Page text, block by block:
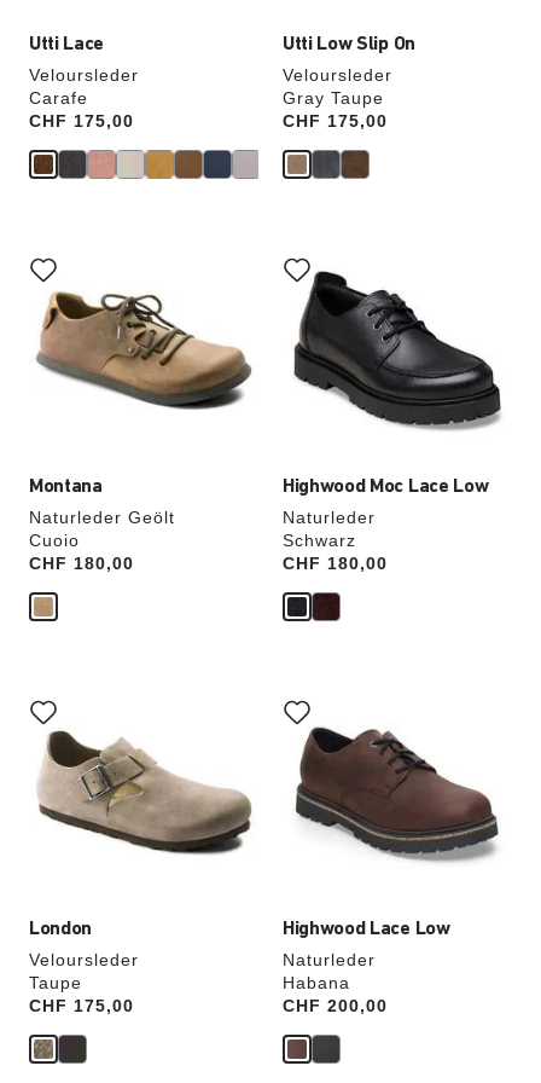
Utti Lace
Veloursleder
Carafe
Price:
CHF 175,00
Utti Low Slip On
Veloursleder
Gray Taupe
Price:
CHF 175,00
Montana
Naturleder Geölt
Cuoio
Price:
CHF 180,00
Anklicken
der
Farben
werden
die
Produktbilder
aktualisiert.
Highwood Moc Lace Low
Naturleder
Schwarz
Price:
CHF 180,00
Anklicken
der
Farben
werden
die
Produktbilder
aktualisiert.
London
Veloursleder
Taupe
Price:
CHF 175,00
Anklicken
der
Farben
werden
Produktbilder
aktualisiert.
Highwood Lace Low
Naturleder
Habana
Price:
CHF 200,00
Anklicken
der
Farben
werden
die
Produktbilder
aktualisiert.